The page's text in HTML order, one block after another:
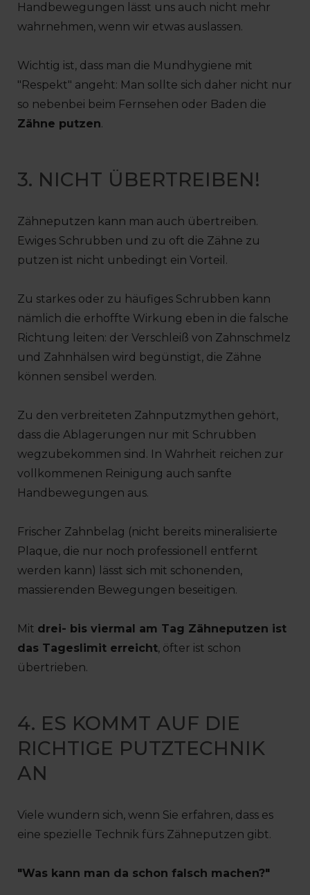
Handbewegungen lässt uns auch nicht mehr
wahrnehmen, wenn wir etwas auslassen.
Wichtig ist, dass man die Mundhygiene mit
"Respekt" angeht: Man sollte sich daher nicht nur
so nebenbei beim Fernsehen oder Baden die
Zähne putzen.
3. NICHT ÜBERTREIBEN!
Zähneputzen kann man auch übertreiben.
Ewiges Schrubben und zu oft die Zähne zu
putzen ist nicht unbedingt ein Vorteil.
Zu starkes oder zu häufiges Schrubben kann
nämlich die erhoffte Wirkung eben in die falsche
Richtung leiten: der Verschleiß von Zahnschmelz
und Zahnhälsen wird begünstigt, die Zähne
können sensibel werden.
Zu den verbreiteten Zahnputzmythen gehört,
dass die Ablagerungen nur mit Schrubben
wegzubekommen sind. In Wahrheit reichen zur
vollkommenen Reinigung auch sanfte
Handbewegungen aus.
Frischer Zahnbelag (nicht bereits mineralisierte
Plaque, die nur noch professionell entfernt
werden kann) lässt sich mit schonenden,
massierenden Bewegungen beseitigen.
Mit drei- bis viermal am Tag Zähneputzen ist
das Tageslimit erreicht, öfter ist schon
übertrieben.
4. ES KOMMT AUF DIE
RICHTIGE PUTZTECHNIK
AN
Viele wundern sich, wenn Sie erfahren, dass es
eine spezielle Technik fürs Zähneputzen gibt.
"Was kann man da schon falsch machen?"